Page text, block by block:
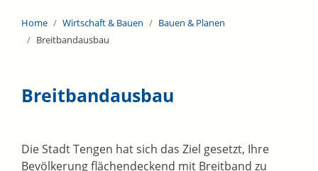
Home Wirtschaft & Bauen
Bauen & Planen
Breitbandausbau
Breitbandausbau
Die Stadt Tengen hat sich das Ziel gesetzt, Ihre
Bevölkerung flächendeckend mit Breitband zu